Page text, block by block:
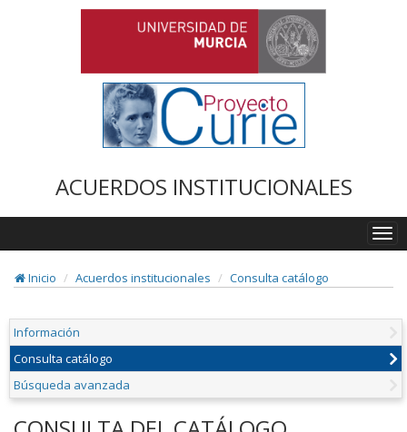
ACUERDOS INSTITUCIONALES
Inicio
Acuerdos institucionales Consulta catálogo
Información
Consulta catálogo
Búsqueda avanzada